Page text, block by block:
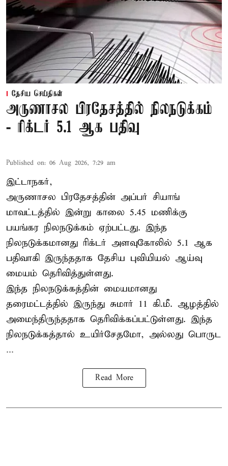
தேசிய செய்திகள்
அருணாசல பிரதேசத்தில் நிலநடுக்கம்
- ரிக்டர் 5.1 ஆக பதிவு
Published on: 06 Aug 2026, 7:29 am
இட்டாநகர்,
அருணாசல பிரதேசத்தின் அப்பர் சியாங்
மாவட்டத்தில் இன்று காலை 5.45 மணிக்கு
பயங்கர நிலநடுக்கம் ஏற்பட்டது. இந்த
நிலநடுக்கமானது ரிக்டர் அளவுகோலில் 5.1 ஆக
பதிவாகி இருந்ததாக தேசிய புவியியல் ஆய்வு
மையம் தெரிவித்துள்ளது.
இந்த நிலநடுக்கத்தின் மையமானது
தரைமட்டத்தில் இருந்து சுமார் 11 கி.மீ. ஆழத்தில்
அமைந்திருந்ததாக தெரிவிக்கப்பட்டுள்ளது. இந்த
நிலநடுக்கத்தால் உயிர்சேதமோ, அல்லது பொருட
...
Read More